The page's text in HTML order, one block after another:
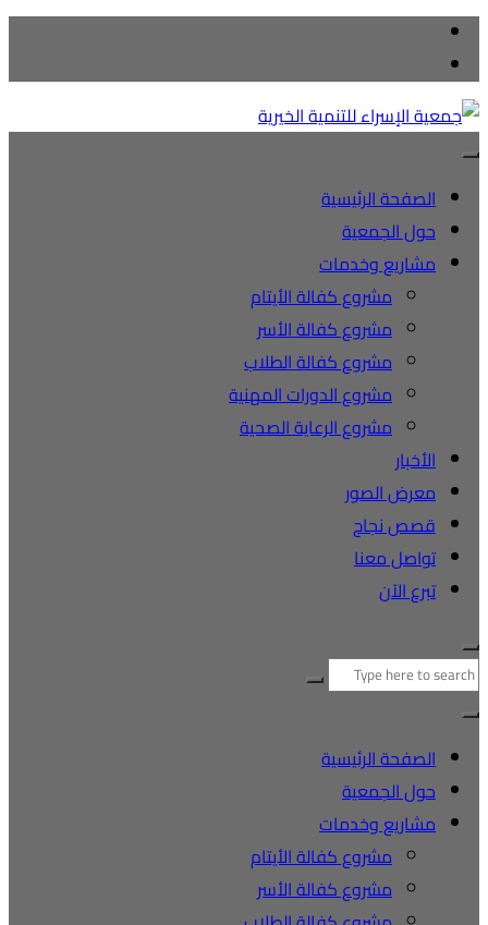
الصفحة الرئيسية
حول الجمعية
مشاريع وخدمات
مشروع كفالة الأيتام
مشروع كفالة الأسر
مشروع كفالة الطلاب
مشروع الدورات المهنية
مشروع الرعاية الصحية
الأخبار
معرض الصور
قصص نجاح
تواصل معنا
تبرع الآن
البحث
عن:
الصفحة الرئيسية
حول الجمعية
مشاريع وخدمات
مشروع كفالة الأيتام
مشروع كفالة الأسر